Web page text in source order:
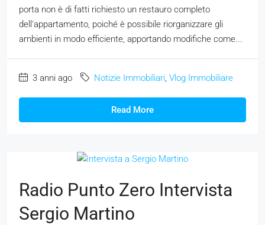
porta non è di fatti richiesto un restauro completo
dell'appartamento, poiché è possibile riorganizzare gli
ambienti in modo efficiente, apportando modifiche come...
3 anni ago Notizie Immobiliari, Vlog Immobiliare
Read More
Radio Punto Zero Intervista
Sergio Martino